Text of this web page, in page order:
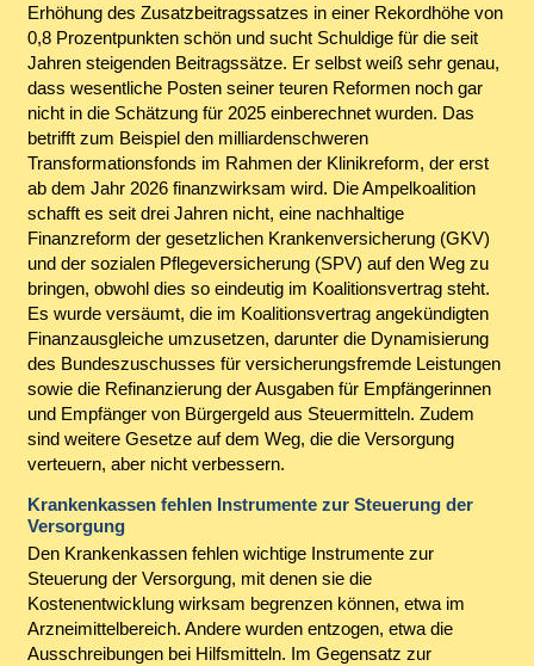
Erhöhung des Zusatzbeitragssatzes in einer Rekordhöhe von
0,8 Prozentpunkten schön und sucht Schuldige für die seit
Jahren steigenden Beitragssätze. Er selbst weiß sehr genau,
dass wesentliche Posten seiner teuren Reformen noch gar
nicht in die Schätzung für 2025 einberechnet wurden. Das
betrifft zum Beispiel den milliardenschweren
Transformationsfonds im Rahmen der Klinikreform, der erst
ab dem Jahr 2026 finanzwirksam wird. Die Ampelkoalition
schafft es seit drei Jahren nicht, eine nachhaltige
Finanzreform der gesetzlichen Krankenversicherung (GKV)
und der sozialen Pflegeversicherung (SPV) auf den Weg zu
bringen, obwohl dies so eindeutig im Koalitionsvertrag steht.
Es wurde versäumt, die im Koalitionsvertrag angekündigten
Finanzausgleiche umzusetzen, darunter die Dynamisierung
des Bundeszuschusses für versicherungsfremde Leistungen
sowie die Refinanzierung der Ausgaben für Empfängerinnen
und Empfänger von Bürgergeld aus Steuermitteln. Zudem
sind weitere Gesetze auf dem Weg, die die Versorgung
verteuern, aber nicht verbessern.
Krankenkassen fehlen Instrumente zur Steuerung der
Versorgung
Den Krankenkassen fehlen wichtige Instrumente zur
Steuerung der Versorgung, mit denen sie die
Kostenentwicklung wirksam begrenzen können, etwa im
Arzneimittelbereich. Andere wurden entzogen, etwa die
Ausschreibungen bei Hilfsmitteln. Im Gegensatz zur